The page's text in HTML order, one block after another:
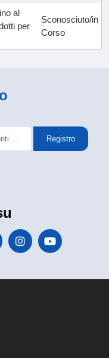
al
per
Sconosciuto/in
Corso
Registro